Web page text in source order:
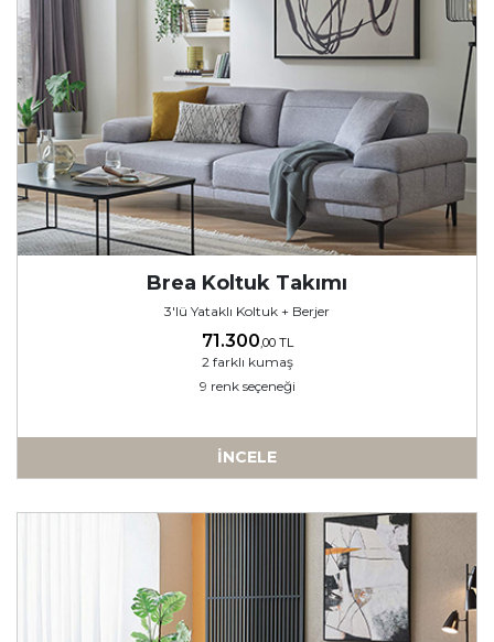
Brea Koltuk Takımı
3'lü Yataklı Koltuk + Berjer
71.300,00 TL
2 farklı kumaş
9 renk seçeneği
İNCELE
-